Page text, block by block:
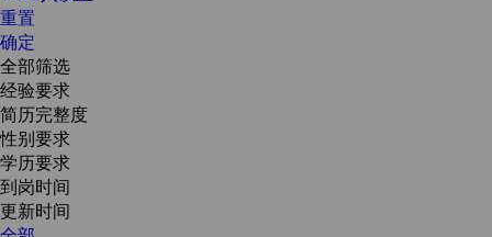
重置
确定
全部筛选
经验要求
简历完整度
性别要求
学历要求
到岗时间
更新时间